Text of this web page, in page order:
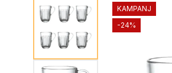
KAMPANJ
-24%